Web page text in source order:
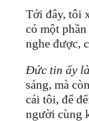
Tới đây, tôi
có một
nghe được,
Đức tin ấy
sáng, mà
cái tôi, để
người cùng